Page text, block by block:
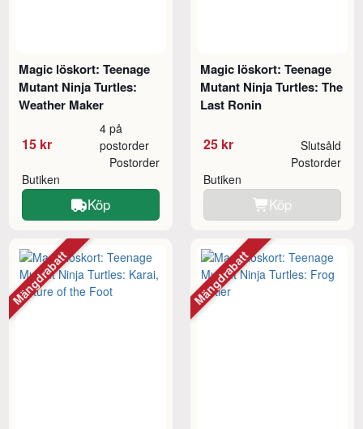
Magic löskort: Teenage
Mutant Ninja Turtles:
Weather Maker
15 kr
4 på
postorder
Butiken
Postorder
Köp
Magic löskort: Teenage
Mutant Ninja Turtles: The
Last Ronin
25 kr Slutsåld
Butiken
Postorder
Köp
Mängdrabatt Mängdrabatt